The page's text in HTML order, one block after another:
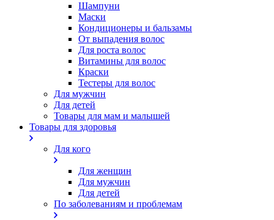
Шампуни
Маски
Кондиционеры и бальзамы
От выпадения волос
Для роста волос
Витамины для волос
Краски
Тестеры для волос
Для мужчин
Для детей
Товары для мам и малышей
Товары для здоровья
Для кого
Для женщин
Для мужчин
Для детей
По заболеваниям и проблемам